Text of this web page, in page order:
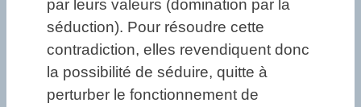
par leurs valeurs (domination par la
séduction). Pour résoudre cette
contradiction, elles revendiquent donc
la possibilité de séduire, quitte à
perturber le fonctionnement de